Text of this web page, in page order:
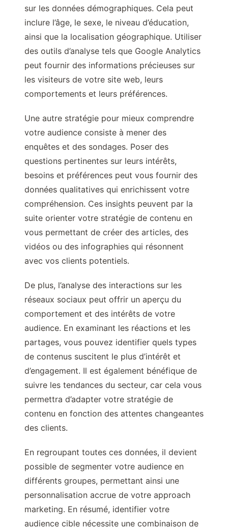
sur les données démographiques. Cela peut
inclure l’âge, le sexe, le niveau d’éducation,
ainsi que la localisation géographique. Utiliser
des outils d’analyse tels que Google Analytics
peut fournir des informations précieuses sur
les visiteurs de votre site web, leurs
comportements et leurs préférences.
Une autre stratégie pour mieux comprendre
votre audience consiste à mener des
enquêtes et des sondages. Poser des
questions pertinentes sur leurs intérêts,
besoins et préférences peut vous fournir des
données qualitatives qui enrichissent votre
compréhension. Ces insights peuvent par la
suite orienter votre stratégie de contenu en
vous permettant de créer des articles, des
vidéos ou des infographies qui résonnent
avec vos clients potentiels.
De plus, l’analyse des interactions sur les
réseaux sociaux peut offrir un aperçu du
comportement et des intérêts de votre
audience. En examinant les réactions et les
partages, vous pouvez identifier quels types
de contenus suscitent le plus d’intérêt et
d’engagement. Il est également bénéfique de
suivre les tendances du secteur, car cela vous
permettra d’adapter votre stratégie de
contenu en fonction des attentes changeantes
des clients.
En regroupant toutes ces données, il devient
possible de segmenter votre audience en
différents groupes, permettant ainsi une
personnalisation accrue de votre approach
marketing. En résumé, identifier votre
audience cible nécessite une combinaison de